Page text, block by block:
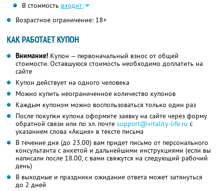
В стоимость входит:
Возрастное ограничение: 18+
КАК РАБОТАЕТ КУПОН
Внимание! Купон — первоначальный взнос от общей
стоимости. Оставшуюся стоимость необходимо доплатить на
сайте
Купон действует на одного человека
Можно купить неограниченное количество купонов
Каждым купоном можно воспользоваться только один раз
После покупки купона оформите заявку на сайте через форму
обратной связи или по эл. почте support@vitality-life.ru с
указанием слова «Акция» в тексте письма
В течение дня (до 23.00) вам придет письмо от персонального
консультанта с анкетой и дальнейшими инструкциями (если вы
написали после 18.00, с вами свяжутся на следующий рабочий
день)
В выходные и праздники ожидание ответа может затянуться
до 2 дней